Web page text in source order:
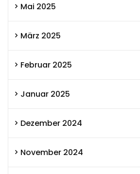
Mai 2025
März 2025
Februar 2025
Januar 2025
Dezember 2024
November 2024